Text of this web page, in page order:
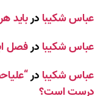
عباس شکیبا درباید
عباس شکیبا درفصل
عباس شکیبا در
درست است؟